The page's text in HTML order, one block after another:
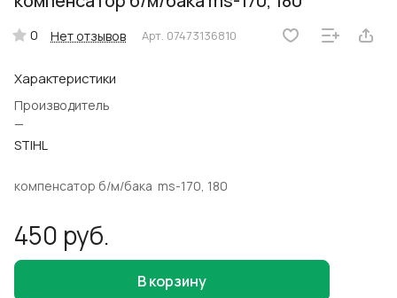
0 Нет отзывов Арт. 07473136810
Характеристики
Производитель
—
STIHL
компенсатор б/м/бака ms-170, 180
450 руб.
В корзину